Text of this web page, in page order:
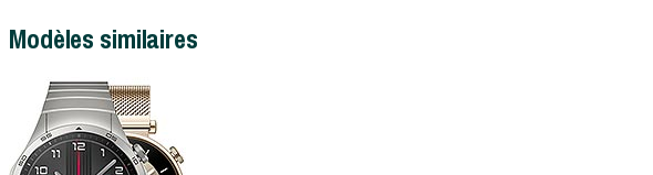
Modèles similaires